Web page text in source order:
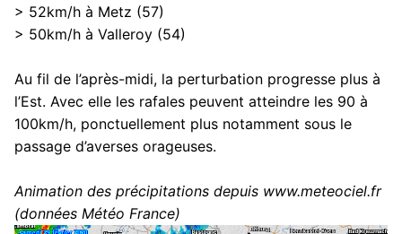
> 52km/h à Metz (57)
> 50km/h à Valleroy (54)
Au fil de l’après-midi, la perturbation progresse plus à
l’Est. Avec elle les rafales peuvent atteindre les 90 à
100km/h, ponctuellement plus notamment sous le
passage d’averses orageuses.
Animation des précipitations depuis www.meteociel.fr
(données Météo France)